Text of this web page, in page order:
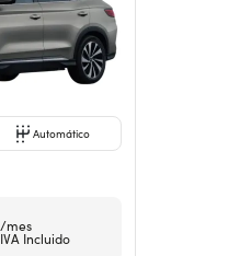
Automático
/mes
IVA Incluido